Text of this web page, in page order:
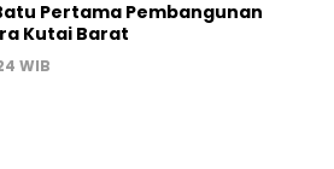
Pertama Pembangunan
Kutai Barat
WIB